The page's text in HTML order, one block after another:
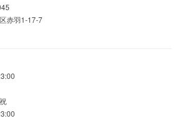
楽しんでいただける、人と人が繋がる
。
りお待ち申し上げております。
赤羽1-17-7